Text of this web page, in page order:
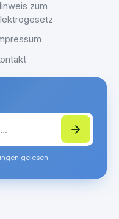
zum
gelesen.